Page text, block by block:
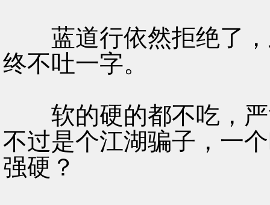
蓝道行依然拒绝了，
终不吐一字。
软的硬的都不吃，严
不过是个江湖骗子，一
强硬？